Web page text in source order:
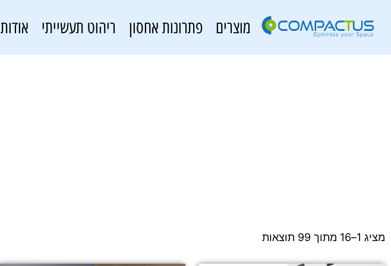
מוצרים פתרונות אחסון ריהוט תעשייתי אודות
מציג 1–16 מתוך 99 תוצאות